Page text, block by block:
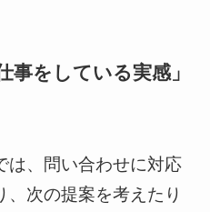
事をしている実感」
は、問い合わせに対応
、次の提案を考えたり